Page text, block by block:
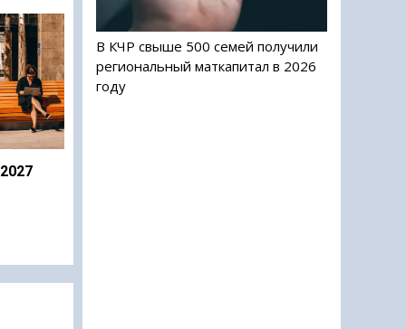
В КЧР свыше 500 семей получили
региональный маткапитал в 2026
году